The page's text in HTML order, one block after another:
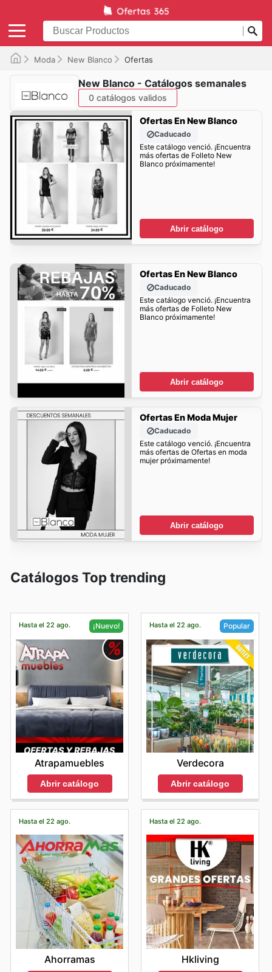
Moda New Blanco Ofertas
New Blanco - Catálogos semanales
0 catálogos validos
Ofertas En New Blanco
Caducado
Este catálogo venció. ¡Encuentra
más ofertas de Folleto New
Blanco próximamente!
Abrir catálogo
Ofertas En New Blanco
Caducado
Este catálogo venció. ¡Encuentra
más ofertas de Folleto New
Blanco próximamente!
Abrir catálogo
Ofertas En Moda Mujer
Caducado
Este catálogo venció. ¡Encuentra
más ofertas de Ofertas en moda
mujer próximamente!
Abrir catálogo
Catálogos Top trending
Hasta el 22 ago. ¡Nuevo!
Atrapamuebles
Abrir catálogo
Hasta el 22 ago. Popular
Verdecora
Abrir catálogo
Hasta el 22 ago.
Ahorramas
Hasta el 22 ago.
Hkliving